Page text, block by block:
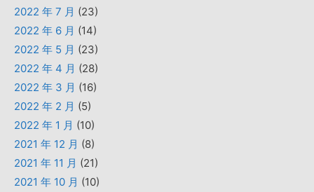
2022 年 7 月 (23)
2022 年 6 月 (14)
2022 年 5 月 (23)
2022 年 4 月 (28)
2022 年 3 月 (16)
2022 年 2 月 (5)
2022 年 1 月 (10)
2021 年 12 月 (8)
2021 年 11 月 (21)
2021 年 10 月 (10)